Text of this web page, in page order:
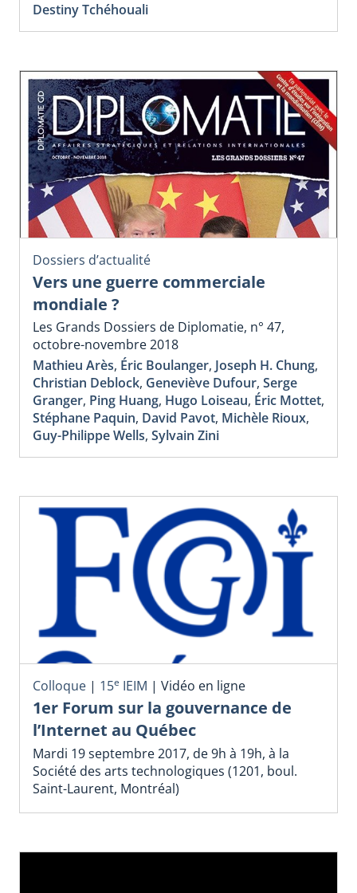
Destiny Tchéhouali
Dossiers d’actualité
Vers une guerre commerciale
mondiale ?
Les Grands Dossiers de Diplomatie, n° 47,
octobre-novembre 2018
Mathieu Arès, Éric Boulanger, Joseph H. Chung,
Christian Deblock, Geneviève Dufour, Serge
Granger, Ping Huang, Hugo Loiseau, Éric Mottet,
Stéphane Paquin, David Pavot, Michèle Rioux,
Guy-Philippe Wells, Sylvain Zini
Colloque | 15e IEIM | Vidéo en ligne
1er Forum sur la gouvernance de
l’Internet au Québec
Mardi 19 septembre 2017, de 9h à 19h, à la
Société des arts technologiques (1201, boul.
Saint-Laurent, Montréal)